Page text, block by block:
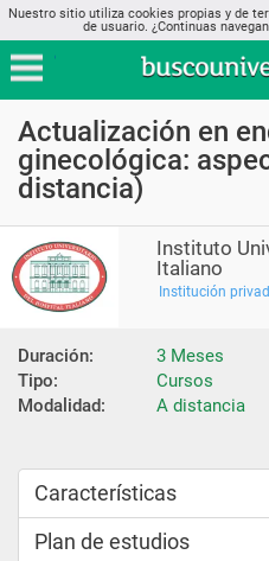
Nuestro sitio utiliza cookies propias y de
de usuario. ¿Continuas
Actualización en
ginecológica:
distancia)
Instituto
Italiano
Institución
Duración:
3 Meses
Tipo:
Cursos
Modalidad:
A distancia
Características
Plan de estudios